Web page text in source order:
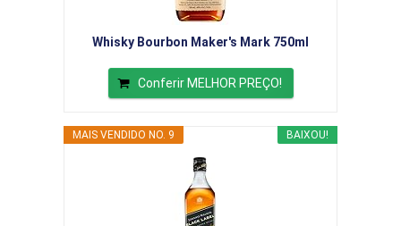
Whisky Bourbon Maker's Mark 750ml
Conferir MELHOR PREÇO!
BAIXOU!
MAIS VENDIDO NO. 9